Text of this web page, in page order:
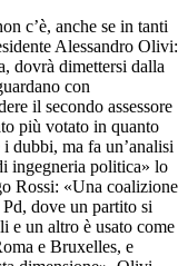
c’è, anche se in tanti
Alessandro Olivi:
dovrà dimettersi dalla
con
il secondo assessore
più votato in quanto
dubbi, ma fa un’analisi
ingegneria politica» lo
Rossi: «Una coalizione
dove un partito si
e un altro è usato come
e Bruxelles, e